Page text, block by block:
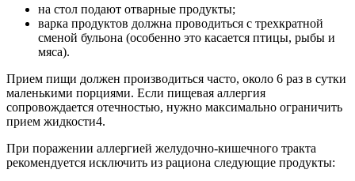
на стол подают отварные продукты;
варка продуктов должна проводиться с трехкратной
сменой бульона (особенно это касается птицы, рыбы и
мяса).
Прием пищи должен производиться часто, около 6 раз в сутки
маленькими порциями. Если пищевая аллергия
сопровождается отечностью, нужно максимально ограничить
прием жидкости4.
При поражении аллергией желудочно-кишечного тракта
рекомендуется исключить из рациона следующие продукты: